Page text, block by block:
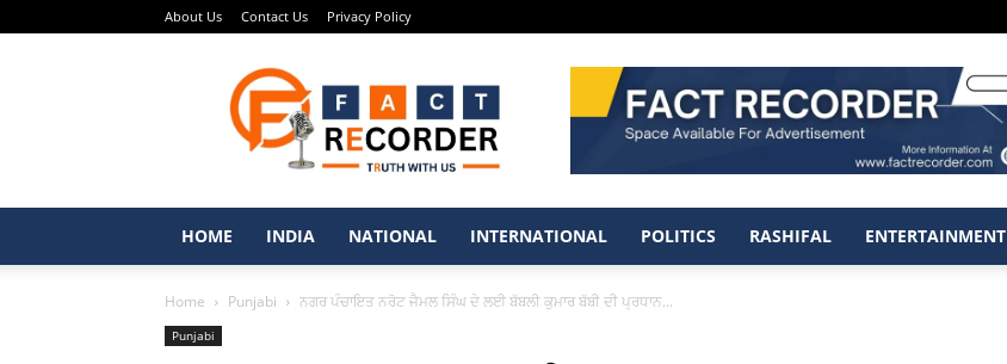
About Us Contact Us Privacy Policy
Recorder
–
Punjabi
News
Portal
HOME
INDIA NATIONAL INTERNATIONAL POLITICS RASHIFAL ENTERTAINMENT
Home Punjabi ਨਗਰ ਪੰਚਾਇਤ ਨਰੋਟ ਜੈਮਲ ਸਿੰਘ ਦੇ ਲਈ ਬੱਬਲੀ ਕੁਮਾਰ ਬੱਬੀ ਦੀ ਪ੍ਰਧਾਨ...
Punjabi